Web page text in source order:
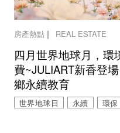
房產熱點｜ REAL ESTATE
四月世界地球月，環
費~JULIART新香登
鄉永續教育
世界地球日 永續 環保